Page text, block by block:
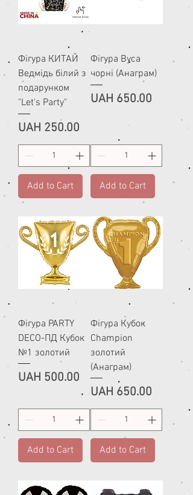
Фігура КИТАЙ
Ведмідь білий з
подарунком
"Let's Party"
Price
UAH 250.00
Add to Cart
Фігура Вуса
чорні (Анаграм)
Price
UAH 650.00
Add to Cart
Фігура PARTY
DECO-ПД Кубок
№1 золотий
Price
UAH 500.00
Add to Cart
Фігура Кубок
Champion
золотий
(Анаграм)
Price
UAH 650.00
Add to Cart